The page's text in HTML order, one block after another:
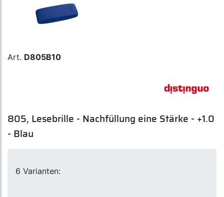
Art. D805B10
805, Lesebrille - Nachfüllung eine Stärke - +1.0
- Blau
6 Varianten: